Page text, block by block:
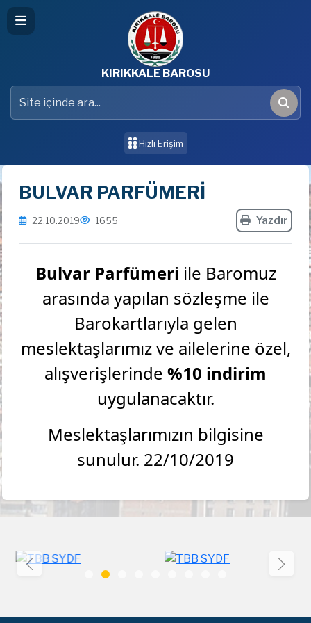
KIRIKKALE BAROSU
Site içinde ara
Ara
Hızlı Erişim
BULVAR PARFÜMERİ
22.10.2019 1655 Yazdır
Bulvar Parfümeri ile Baromuz
arasında yapılan sözleşme ile
Barokartlarıyla gelen
meslektaşlarımız ve ailelerine özel,
alışverişlerinde %10 indirim
uygulanacaktır.
Meslektaşlarımızın bilgisine
sunulur. 22/10/2019